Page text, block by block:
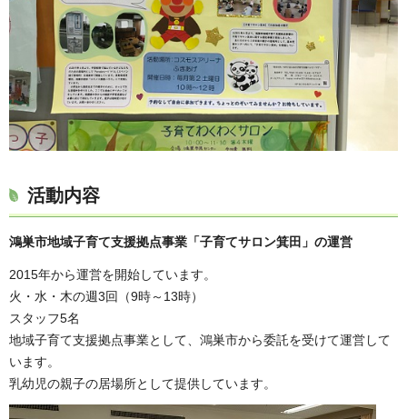
活動内容
鴻巣市地域子育て支援拠点事業「子育てサロン箕田」の運営
2015年から運営を開始しています。
火・水・木の週3回（9時～13時）
スタッフ5名
地域子育て支援拠点事業として、鴻巣市から委託を受けて運営して
います。
乳幼児の親子の居場所として提供しています。